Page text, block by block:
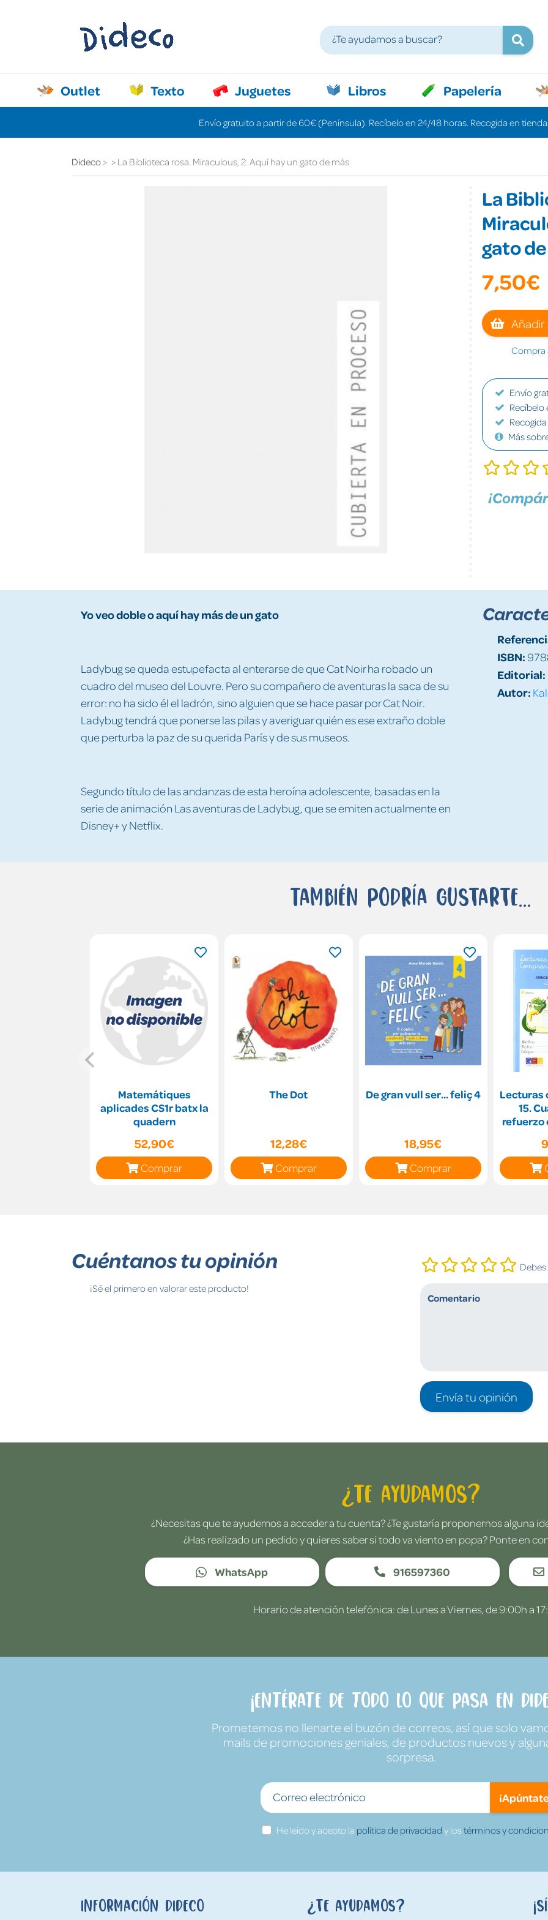
Outlet Texto Juguetes Libros Papelería
Envío gratuito a partir de 60€ (Península). Recíbelo en 24/48 horas. Recogida en
Dideco La Biblioteca rosa. Miraculous, 2. Aquí hay un gato de más
La
gato
7,50€
Añadir
Compra
Envío
Recíbelo
Más
Yo veo doble o aquí hay más de un gato
Ladybug se queda estupefacta al enterarse de que Cat Noir ha robado un
cuadro del museo del Louvre. Pero su compañero de aventuras la saca de su
error: no ha sido él el ladrón, sino alguien que se hace pasar por Cat Noir.
Ladybug tendrá que ponerse las pilas y averiguar quién es ese extraño doble
que perturba la paz de su querida París y de sus museos.
Segundo título de las andanzas de esta heroína adolescente, basadas en la
serie de animación Las aventuras de Ladybug, que se emiten actualmente en
Disney+ y Netflix.
ISBN:
Editorial:
Autor:
También podría gustarte...
Matemátiques
aplicades CS1r batx la
quadern
52,90€
Comprar
The Dot
12,28€
Comprar
De gran vull ser... feliç 4
18,95€
Comprar
Lecturas
15.
refuerzo
Cuéntanos tu opinión
¡Sé el primero en valorar este producto!
Envía tu opinión
¿Te ayudamos?
¿Necesitas que te ayudemos a acceder a tu cuenta? ¿Te gustaría proponernos alguna
¿Has realizado un pedido y quieres saber si todo va viento en popa? Ponte en
WhatsApp 916597360
Horario de atención telefónica: de Lunes a Viernes, de 9:00h a
¡Entérate de todo lo que pasa en
Prometemos no llenarte el buzón de correos, así que solo
mails de promociones geniales, de productos nuevos y
sorpresa.
He leído y acepto la política de privacidad y lostérminos y
Información Dideco ¿Te ayudamos?